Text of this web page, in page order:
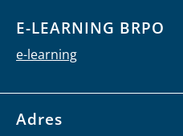
E-LEARNING BRPO
e-learning
Adres